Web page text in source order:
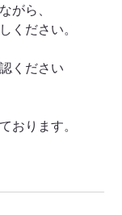
がら、
ください。
ください
おります。